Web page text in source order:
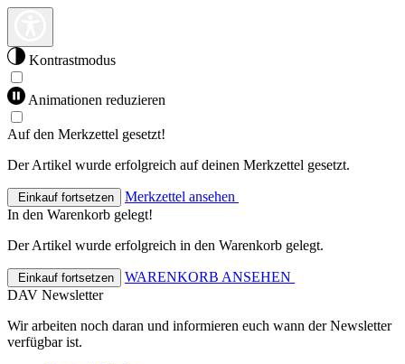
Kontrastmodus
Animationen reduzieren
Auf den Merkzettel gesetzt!
Der Artikel wurde erfolgreich auf deinen Merkzettel gesetzt.
Einkauf fortsetzen
Merkzettel ansehen
In den Warenkorb gelegt!
Der Artikel wurde erfolgreich in den Warenkorb gelegt.
Einkauf fortsetzen
WARENKORB ANSEHEN
DAV Newsletter
Wir arbeiten noch daran und informieren euch wann der Newsletter
verfügbar ist.